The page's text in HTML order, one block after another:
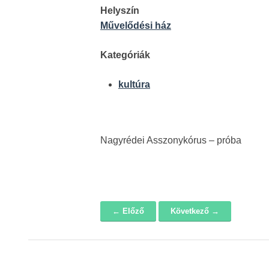
Helyszín
Művelődési ház
Kategóriák
kultúra
Nagyrédei Asszonykórus – próba
← Előző Következő →